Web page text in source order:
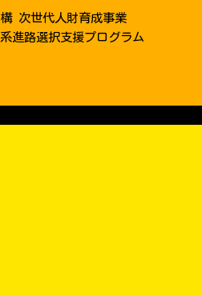
次世代人財育成事業
進路選択支援プログラム